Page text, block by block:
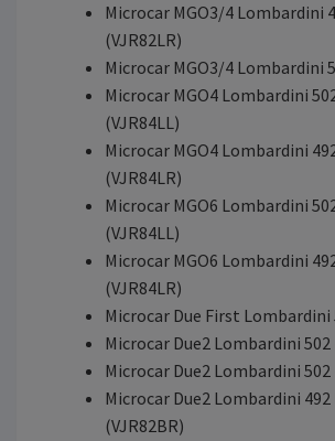
Microcar MGO3/4 Lombardini
(VJR82LR)
Microcar MGO3/4 Lombardini
Microcar MGO4 Lombardini
(VJR84LL)
Microcar MGO4 Lombardini
(VJR84LR)
Microcar MGO6 Lombardini
(VJR84LL)
Microcar MGO6 Lombardini
(VJR84LR)
Microcar Due First Lombardini
Microcar Due2 Lombardini 502
Microcar Due2 Lombardini 502
Microcar Due2 Lombardini 492
(VJR82BR)